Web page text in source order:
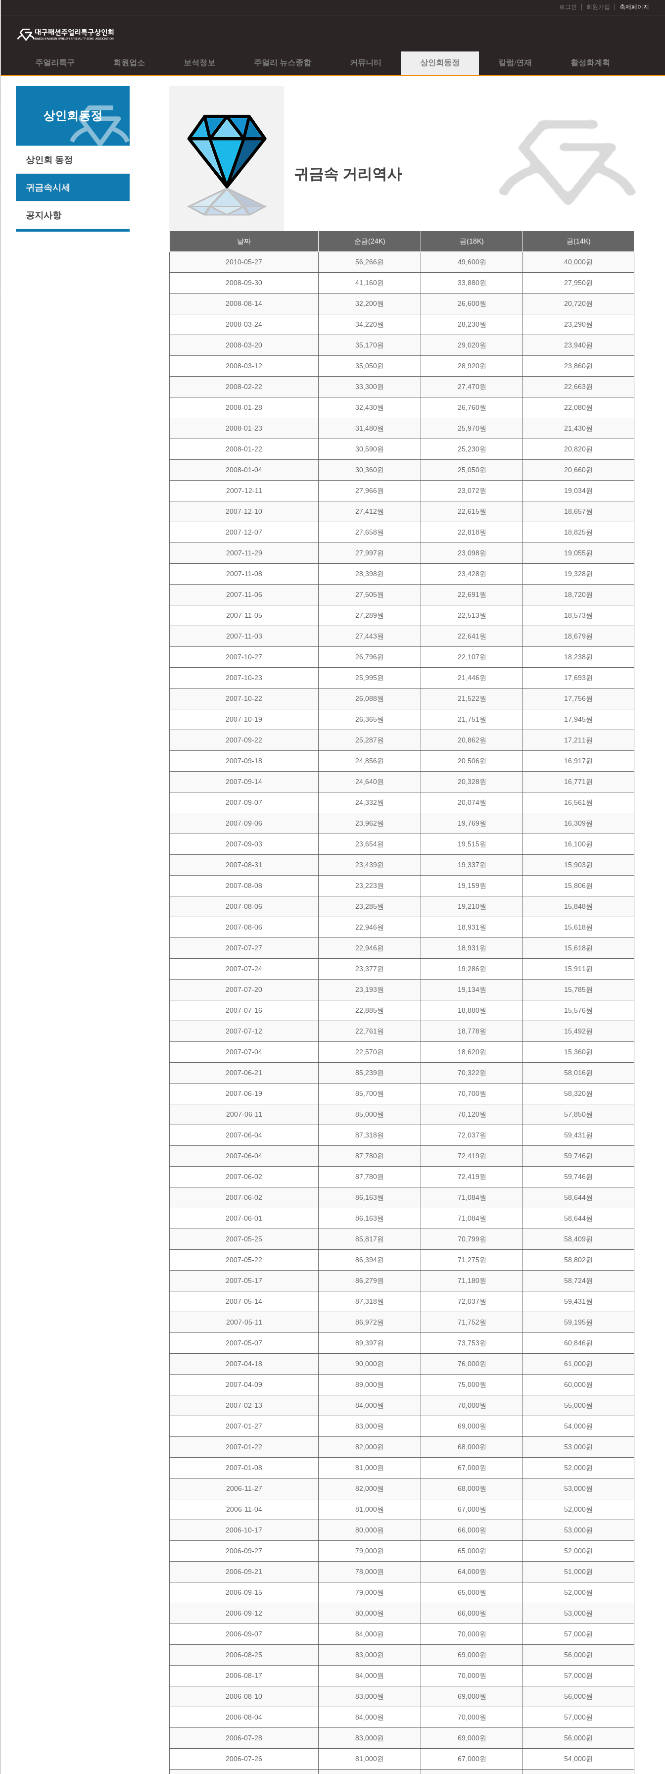
로그인 회원가입 축제페이지
주얼리특구 회원업소 보석정보 주얼리 뉴스종합 커뮤니티 상인회동정 칼럼/연재 활성화계획
상인회동정
상인회 동정
귀금속시세
공지사항
귀금속 거리역사
날짜 순금(24K) 금(18K) 금(14K)
2010-05-27 56,266원 49,600원 40,000원
2008-09-30 41,160원 33,880원 27,950원
2008-08-14 32,200원 26,600원 20,720원
2008-03-24 34,220원 28,230원 23,290원
2008-03-20 35,170원 29,020원 23,940원
2008-03-12 35,050원 28,920원 23,860원
2008-02-22 33,300원 27,470원 22,663원
2008-01-28 32,430원 26,760원 22,080원
2008-01-23 31,480원 25,970원 21,430원
2008-01-22 30,590원 25,230원 20,820원
2008-01-04 30,360원 25,050원 20,660원
2007-12-11 27,966원 23,072원 19,034원
2007-12-10 27,412원 22,615원 18,657원
2007-12-07 27,658원 22,818원 18,825원
2007-11-29 27,997원 23,098원 19,055원
2007-11-08 28,398원 23,428원 19,328원
2007-11-06 27,505원 22,691원 18,720원
2007-11-05 27,289원 22,513원 18,573원
2007-11-03 27,443원 22,641원 18,679원
2007-10-27 26,796원 22,107원 18,238원
2007-10-23 25,995원 21,446원 17,693원
2007-10-22 26,088원 21,522원 17,756원
2007-10-19 26,365원 21,751원 17,945원
2007-09-22 25,287원 20,862원 17,211원
2007-09-18 24,856원 20,506원 16,917원
2007-09-14 24,640원 20,328원 16,771원
2007-09-07 24,332원 20,074원 16,561원
2007-09-06 23,962원 19,769원 16,309원
2007-09-03 23,654원 19,515원 16,100원
2007-08-31 23,439원 19,337원 15,903원
2007-08-08 23,223원 19,159원 15,806원
2007-08-06 23,285원 19,210원 15,848원
2007-08-06 22,946원 18,931원 15,618원
2007-07-27 22,946원 18,931원 15,618원
2007-07-24 23,377원 19,286원 15,911원
2007-07-20 23,193원 19,134원 15,785원
2007-07-16 22,885원 18,880원 15,576원
2007-07-12 22,761원 18,778원 15,492원
2007-07-04 22,570원 18,620원 15,360원
2007-06-21 85,239원 70,322원 58,016원
2007-06-19 85,700원 70,700원 58,320원
2007-06-11 85,000원 70,120원 57,850원
2007-06-04 87,318원 72,037원 59,431원
2007-06-04 87,780원 72,419원 59,746원
2007-06-02 87,780원 72,419원 59,746원
2007-06-02 86,163원 71,084원 58,644원
2007-06-01 86,163원 71,084원 58,644원
2007-05-25 85,817원 70,799원 58,409원
2007-05-22 86,394원 71,275원 58,802원
2007-05-17 86,279원 71,180원 58,724원
2007-05-14 87,318원 72,037원 59,431원
2007-05-11 86,972원 71,752원 59,195원
2007-05-07 89,397원 73,753원 60,846원
2007-04-18 90,000원 76,000원 61,000원
2007-04-09 89,000원 75,000원 60,000원
2007-02-13 84,000원 70,000원 55,000원
2007-01-27 83,000원 69,000원 54,000원
2007-01-22 82,000원 68,000원 53,000원
2007-01-08 81,000원 67,000원 52,000원
2006-11-27 82,000원 68,000원 53,000원
2006-11-04 81,000원 67,000원 52,000원
2006-10-17 80,000원 66,000원 53,000원
2006-09-27 79,000원 65,000원 52,000원
2006-09-21 78,000원 64,000원 51,000원
2006-09-15 79,000원 65,000원 52,000원
2006-09-12 80,000원 66,000원 53,000원
2006-09-07 84,000원 70,000원 57,000원
2006-08-25 83,000원 69,000원 56,000원
2006-08-17 84,000원 70,000원 57,000원
2006-08-10 83,000원 69,000원 56,000원
2006-08-04 84,000원 70,000원 57,000원
2006-07-28 83,000원 69,000원 56,000원
2006-07-26 81,000원 67,000원 54,000원